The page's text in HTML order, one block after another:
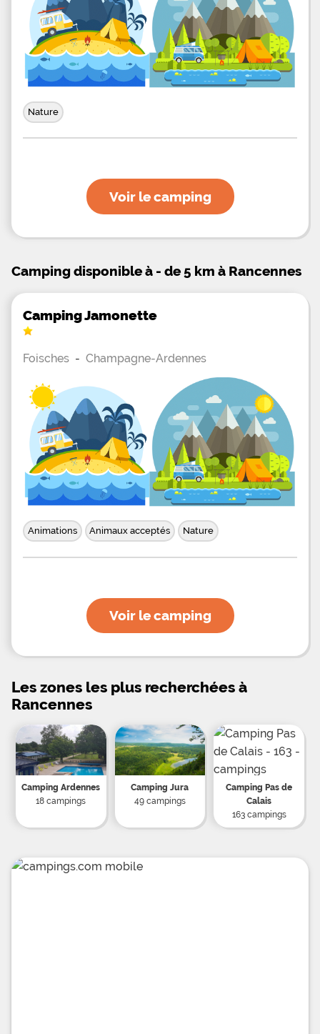
Nature
Voir le camping
Camping disponible à - de 5 km à Rancennes
Camping Jamonette
Foisches - Champagne-Ardennes
Animations Animaux acceptés Nature
Voir le camping
Les zones les plus recherchées à
Rancennes
Camping Ardennes
18 campings
Camping Jura
49 campings
Camping Pas de
Calais
163 campings